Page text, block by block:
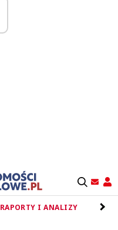
RAPORTY I ANALIZY